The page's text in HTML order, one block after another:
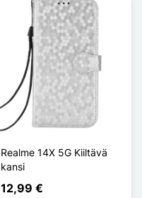
Realme 14X 5G Kiiltävä
kansi
12,99 €